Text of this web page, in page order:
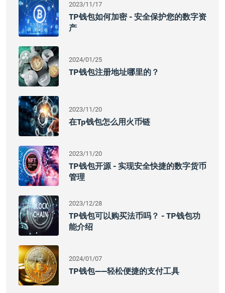
2023/11/17
TP钱包如何加密 - 安全保护您的数字资
产
2024/01/25
TP钱包注册地址哪里的？
2023/11/20
在tp钱包怎么用火币链
2023/11/20
TP钱包开源 - 实现安全快捷的数字货币
管理
2023/12/28
TP钱包可以购买法币吗？ - TP钱包功
能介绍
2024/01/07
TP钱包——轻松便捷的支付工具